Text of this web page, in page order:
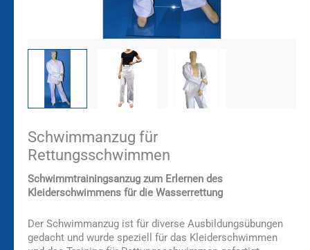
Schwimmanzug für
Rettungsschwimmen
Schwimmtrainingsanzug zum Erlernen des
Kleiderschwimmens für die Wasserrettung
Der Schwimmanzug ist für diverse Ausbildungsübungen
gedacht und wurde speziell für das Kleiderschwimmen